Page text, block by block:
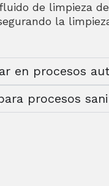
de limpieza
la
en procesos
procesos